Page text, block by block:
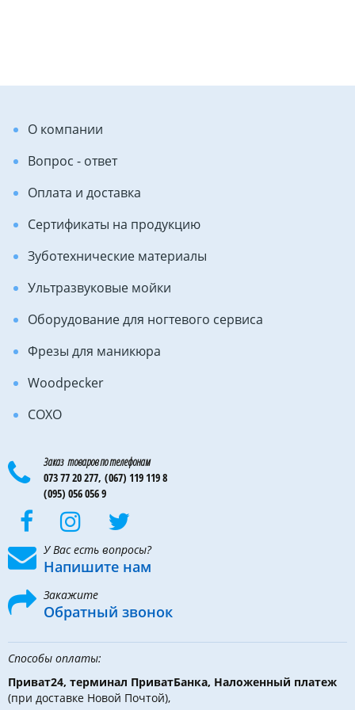
О компании
Вопрос - ответ
Оплата и доставка
Сертификаты на продукцию
Зуботехнические материалы
Ультразвуковые мойки
Оборудование для ногтевого сервиса
Фрезы для маникюра
Woodpecker
COXO
Заказ товаров по телефонам
073 77 20 277, (067) 119 119 8
(095) 056 056 9
У Вас есть вопросы?
Напишите нам
Закажите
Обратный звонок
Способы оплаты:
Приват24, терминал ПриватБанка, Наложенный платеж
(при доставке Новой Почтой),